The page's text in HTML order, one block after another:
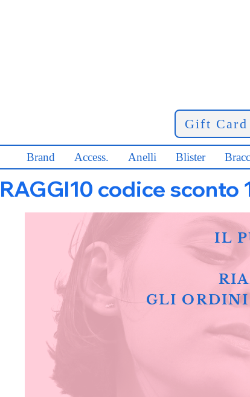
Gift Card
Brand Access. Anelli Blister
RAGGI10 codice
IL
GLI ORDINI